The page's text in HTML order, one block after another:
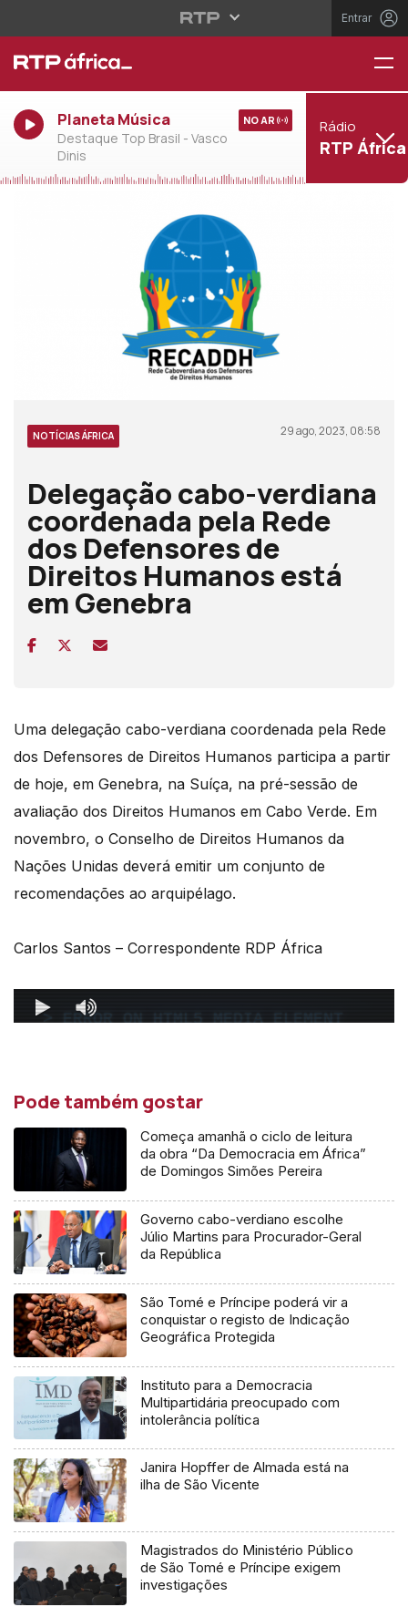
Entrar
Planeta Música
Destaque Top Brasil - Vasco
Dinis
NO AR Rádio
RTP África
NOTÍCIAS ÁFRICA 29 ago, 2023, 08:58
Delegação cabo-verdiana
coordenada pela Rede
dos Defensores de
Direitos Humanos está
em Genebra
Uma delegação cabo-verdiana coordenada pela Rede
dos Defensores de Direitos Humanos participa a partir
de hoje, em Genebra, na Suíça, na pré-sessão de
avaliação dos Direitos Humanos em Cabo Verde. Em
novembro, o Conselho de Direitos Humanos da
Nações Unidas deverá emitir um conjunto de
recomendações ao arquipélago.
Carlos Santos – Correspondente RDP África
Pode também gostar
Começa amanhã o ciclo de leitura
da obra “Da Democracia em África”
de Domingos Simões Pereira
Governo cabo-verdiano escolhe
Júlio Martins para Procurador-Geral
da República
São Tomé e Príncipe poderá vir a
conquistar o registo de Indicação
Geográfica Protegida
Instituto para a Democracia
Multipartidária preocupado com
intolerância política
Janira Hopffer de Almada está na
ilha de São Vicente
Magistrados do Ministério Público
de São Tomé e Príncipe exigem
investigações